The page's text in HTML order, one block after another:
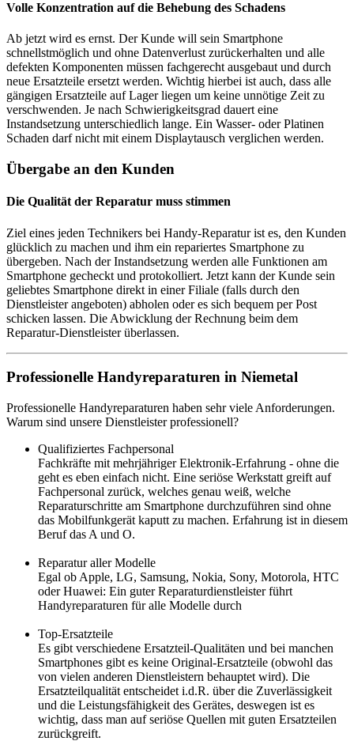
Volle Konzentration auf die Behebung des Schadens
Ab jetzt wird es ernst. Der Kunde will sein Smartphone
schnellstmöglich und ohne Datenverlust zurückerhalten und alle
defekten Komponenten müssen fachgerecht ausgebaut und durch
neue Ersatzteile ersetzt werden. Wichtig hierbei ist auch, dass alle
gängigen Ersatzteile auf Lager liegen um keine unnötige Zeit zu
verschwenden. Je nach Schwierigkeitsgrad dauert eine
Instandsetzung unterschiedlich lange. Ein Wasser- oder Platinen
Schaden darf nicht mit einem Displaytausch verglichen werden.
Übergabe an den Kunden
Die Qualität der Reparatur muss stimmen
Ziel eines jeden Technikers bei Handy-Reparatur ist es, den Kunden
glücklich zu machen und ihm ein repariertes Smartphone zu
übergeben. Nach der Instandsetzung werden alle Funktionen am
Smartphone gecheckt und protokolliert. Jetzt kann der Kunde sein
geliebtes Smartphone direkt in einer Filiale (falls durch den
Dienstleister angeboten) abholen oder es sich bequem per Post
schicken lassen. Die Abwicklung der Rechnung beim dem
Reparatur-Dienstleister überlassen.
Professionelle Handyreparaturen in Niemetal
Professionelle Handyreparaturen haben sehr viele Anforderungen.
Warum sind unsere Dienstleister professionell?
Qualifiziertes Fachpersonal
Fachkräfte mit mehrjähriger Elektronik-Erfahrung - ohne die
geht es eben einfach nicht. Eine seriöse Werkstatt greift auf
Fachpersonal zurück, welches genau weiß, welche
Reparaturschritte am Smartphone durchzuführen sind ohne
das Mobilfunkgerät kaputt zu machen. Erfahrung ist in diesem
Beruf das A und O.
Reparatur aller Modelle
Egal ob Apple, LG, Samsung, Nokia, Sony, Motorola, HTC
oder Huawei: Ein guter Reparaturdienstleister führt
Handyreparaturen für alle Modelle durch
Top-Ersatzteile
Es gibt verschiedene Ersatzteil-Qualitäten und bei manchen
Smartphones gibt es keine Original-Ersatzteile (obwohl das
von vielen anderen Dienstleistern behauptet wird). Die
Ersatzteilqualität entscheidet i.d.R. über die Zuverlässigkeit
und die Leistungsfähigkeit des Gerätes, deswegen ist es
wichtig, dass man auf seriöse Quellen mit guten Ersatzteilen
zurückgreift.